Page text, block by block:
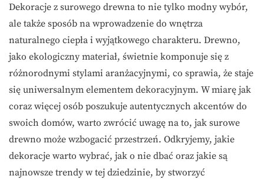
Dekoracje z surowego drewna to nie tylko modny wybór,
ale także sposób na wprowadzenie do wnętrza
naturalnego ciepła i wyjątkowego charakteru. Drewno,
jako ekologiczny materiał, świetnie komponuje się z
różnorodnymi stylami aranżacyjnymi, co sprawia, że staje
się uniwersalnym elementem dekoracyjnym. W miarę jak
coraz więcej osób poszukuje autentycznych akcentów do
swoich domów, warto zwrócić uwagę na to, jak surowe
drewno może wzbogacić przestrzeń. Odkryjemy, jakie
dekoracje warto wybrać, jak o nie dbać oraz jakie są
najnowsze trendy w tej dziedzinie, by stworzyć